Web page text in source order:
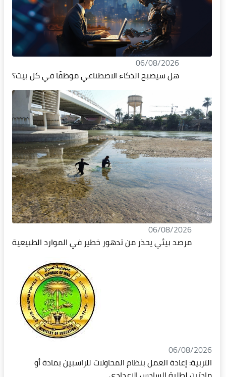
06/08/2026
هل سيصبح الذكاء الاصطناعي موظفًا في كل بيت؟
06/08/2026
مرصد بيئي يحذر من تدهور خطير في الموارد الطبيعية
06/08/2026
التربية: إعادة العمل بنظام المحاولات للراسبين بمادة أو